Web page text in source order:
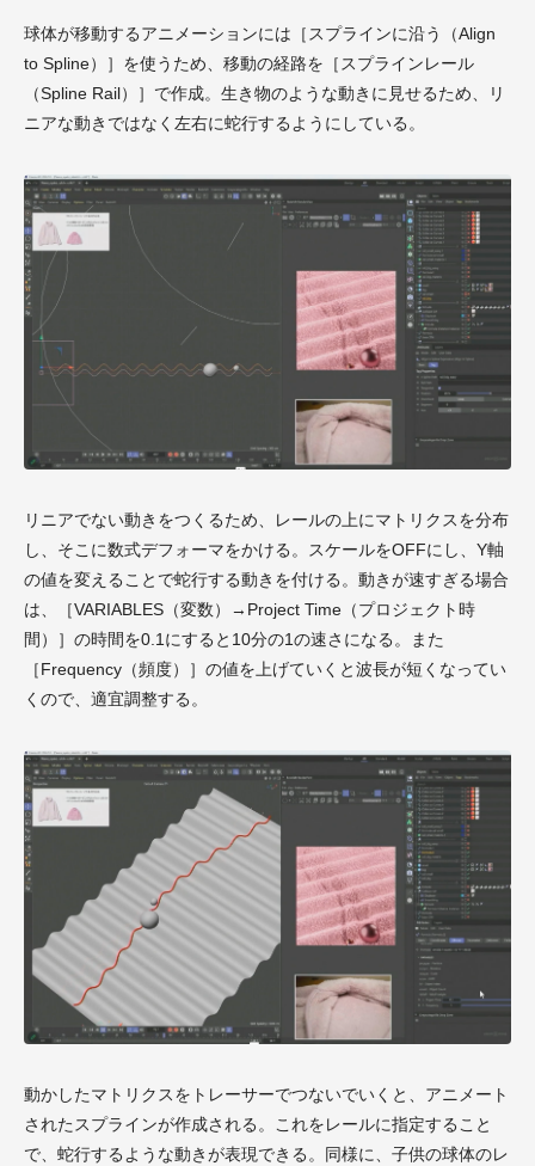
球体が移動するアニメーションには［スプラインに沿う（Align
to Spline）］を使うため、移動の経路を［スプラインレール
（Spline Rail）］で作成。生き物のような動きに見せるため、リ
ニアな動きではなく左右に蛇行するようにしている。
リニアでない動きをつくるため、レールの上にマトリクスを分布
し、そこに数式デフォーマをかける。スケールをOFFにし、Y軸
の値を変えることで蛇行する動きを付ける。動きが速すぎる場合
は、［VARIABLES（変数）→Project Time（プロジェクト時
間）］の時間を0.1にすると10分の1の速さになる。また
［Frequency（頻度）］の値を上げていくと波長が短くなってい
くので、適宜調整する。
動かしたマトリクスをトレーサーでつないでいくと、アニメート
されたスプラインが作成される。これをレールに指定すること
で、蛇行するような動きが表現できる。同様に、子供の球体のレ